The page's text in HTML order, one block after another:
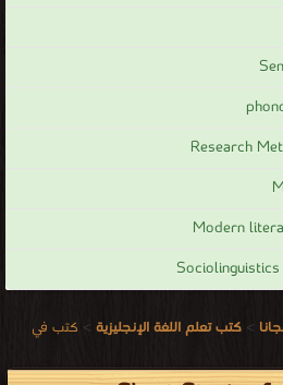
>كتب تعلم اللغة الإنجليزية
🏆 💪 الأكثر قراءة في Short Stories
في كل المكتبة